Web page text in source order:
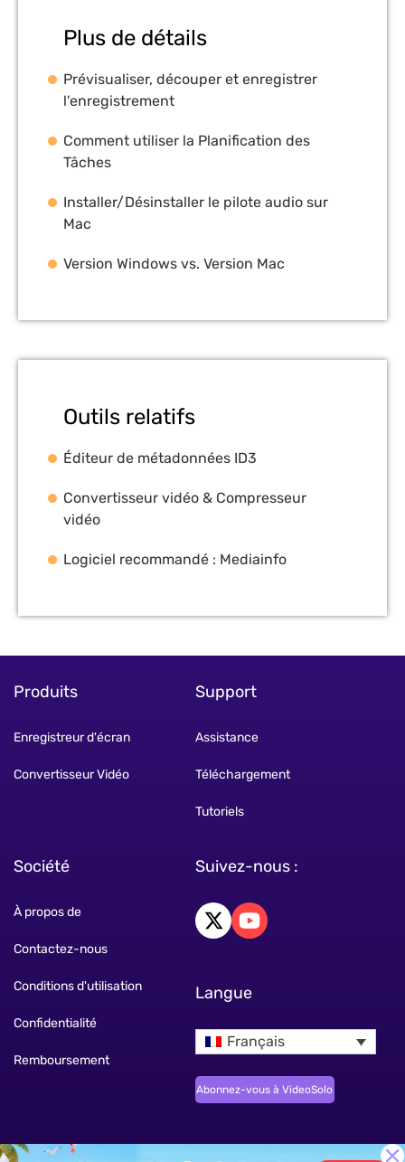
Plus de détails
Prévisualiser, découper et enregistrer
l'enregistrement
Comment utiliser la Planification des
Tâches
Installer/Désinstaller le pilote audio sur
Mac
Version Windows vs. Version Mac
Outils relatifs
Éditeur de métadonnées ID3
Convertisseur vidéo & Compresseur
vidéo
Logiciel recommandé : Mediainfo
Produits
Enregistreur d'écran
Convertisseur Vidéo
Support
Assistance
Téléchargement
Tutoriels
Société
À propos de
Contactez-nous
Conditions d'utilisation
Confidentialité
Remboursement
Suivez-nous :
Langue
Français
Abonnez-vous à VideoSolo